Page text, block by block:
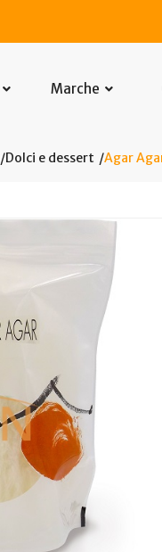
Marche
/Dolci e dessert Agar